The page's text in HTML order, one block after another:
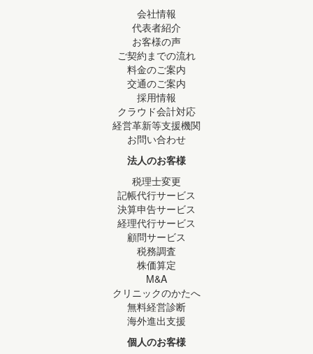
会社情報
代表者紹介
お客様の声
ご契約までの流れ
料金のご案内
交通のご案内
採用情報
クラウド会計対応
経営革新等支援機関
お問い合わせ
法人のお客様
税理士変更
記帳代行サービス
決算申告サービス
経理代行サービス
顧問サービス
税務調査
株価算定
M&A
クリニックのかたへ
無料経営診断
海外進出支援
個人のお客様